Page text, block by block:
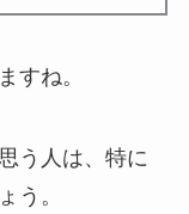
すね。
う人は、特に
う。